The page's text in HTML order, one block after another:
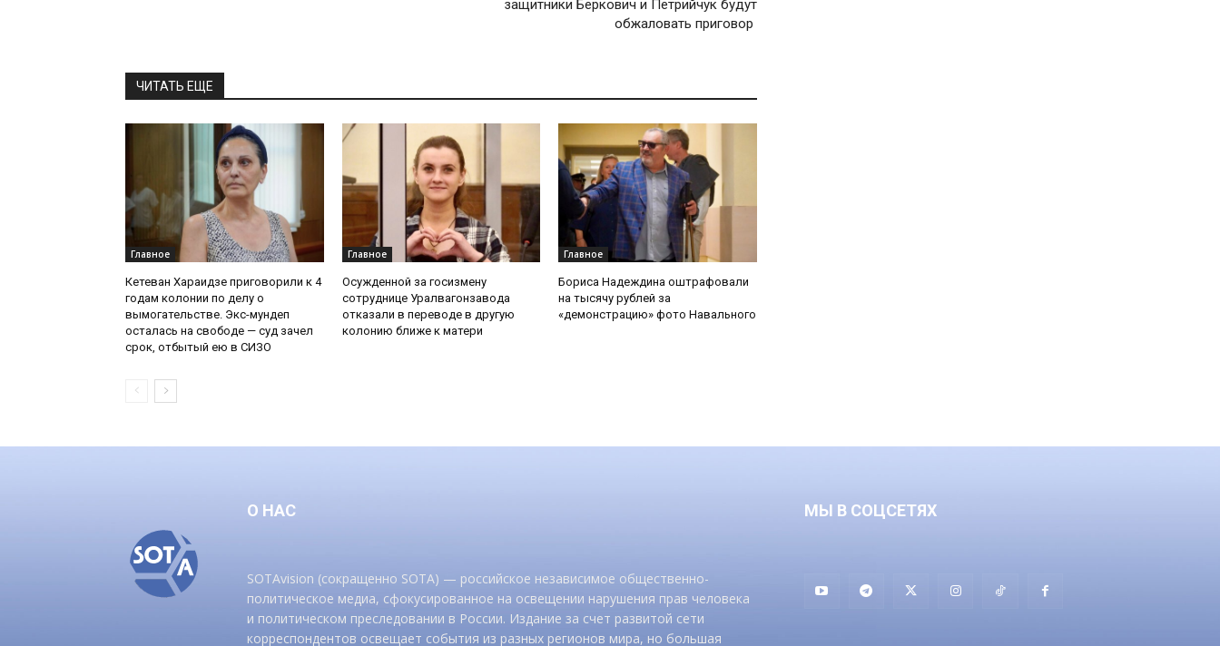
защитники Беркович и Петрийчук будут
обжаловать приговор
ЧИТАТЬ ЕЩЕ
Главное
Кетеван Хараидзе приговорили к 4
годам колонии по делу о
вымогательстве. Экс-мундеп
осталась на свободе — суд зачел
срок, отбытый ею в СИЗО
Главное
Осужденной за госизмену
сотруднице Уралвагонзавода
отказали в переводе в другую
колонию ближе к матери
Главное
Бориса Надеждина оштрафовали
на тысячу рублей за
«демонстрацию» фото Навального
О НАС
SOTAvision (сокращенно SOTA) — российское независимое общественно-
политическое медиа, сфокусированное на освещении нарушения прав человека
и политическом преследовании в России. Издание за счет развитой сети
корреспондентов освещает события из разных регионов мира, но большая
МЫ В СОЦСЕТЯХ